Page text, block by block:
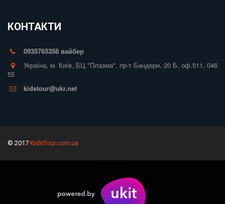
КОНТАКТИ
0935765358 вайбер
Україна, м. Київ, БЦ "Плазма", пр-т Бандери, 20 Б, оф.511, 046
55
kidstour@ukr.net
© 2017 KidsTour.com.ua